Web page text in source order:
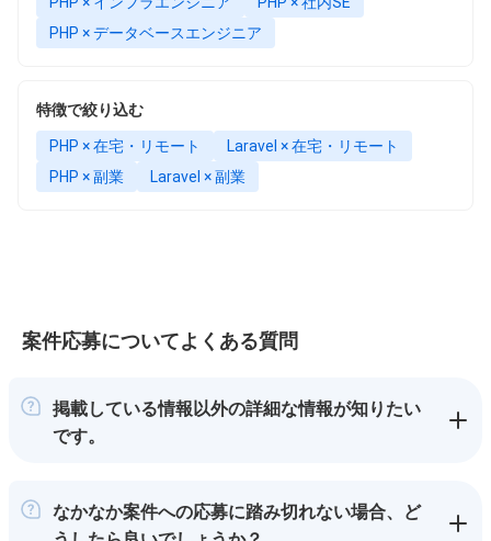
PHP × データベースエンジニア
特徴で絞り込む
PHP × 在宅・リモート
Laravel × 在宅・リモート
PHP × 副業
Laravel × 副業
案件応募についてよくある質問
掲載している情報以外の詳細な情報が知りたい
です。
なかなか案件への応募に踏み切れない場合、ど